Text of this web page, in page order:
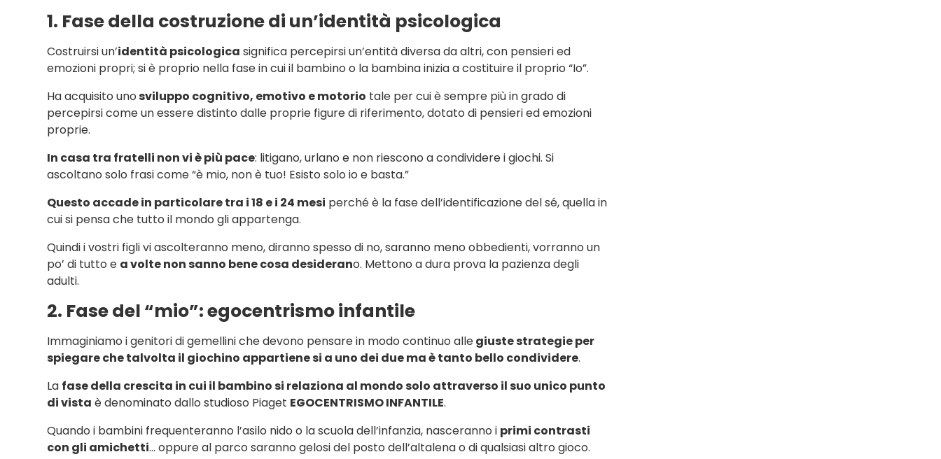
1. Fase della costruzione di un’identità psicologica
Costruirsi un’identità psicologica significa percepirsi un’entità diversa da altri, con pensieri ed
emozioni propri; si è proprio nella fase in cui il bambino o la bambina inizia a costituire il proprio “Io”.
Ha acquisito unosviluppo cognitivo, emotivo e motorio tale per cui è sempre più in grado di
percepirsi come un essere distinto dalle proprie figure di riferimento, dotato di pensieri ed emozioni
proprie.
In casa tra fratelli non vi è più pace: litigano, urlano e non riescono a condividere i giochi. Si
ascoltano solo frasi come “è mio, non è tuo! Esisto solo io e basta.”
Questo accade in particolare tra i 18 e i 24 mesi perché è la fase dell’identificazione del sé, quella in
cui si pensa che tutto il mondo gli appartenga.
Quindi i vostri figli vi ascolteranno meno, diranno spesso di no, saranno meno obbedienti, vorranno un
po’ di tutto e a volte non sanno bene cosa desiderano. Mettono a dura prova la pazienza degli
adulti.
2. Fase del “mio”: egocentrismo infantile
Immaginiamo i genitori di gemellini che devono pensare in modo continuo allegiuste strategie per
spiegare che talvolta il giochino appartiene si a uno dei due ma è tanto bello condividere.
La fase della crescita in cui il bambino si relaziona al mondo solo attraverso il suo unico punto
di vista è denominato dallo studioso Piaget EGOCENTRISMO INFANTILE.
Quando i bambini frequenteranno l’asilo nido o la scuola dell’infanzia, nasceranno i primi contrasti
con gli amichetti… oppure al parco saranno gelosi del posto dell’altalena o di qualsiasi altro gioco.